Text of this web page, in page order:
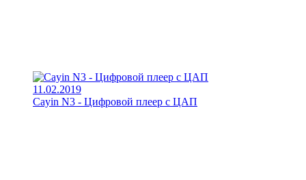
11.02.2019
Cayin N3 - Цифровой плеер с ЦАП